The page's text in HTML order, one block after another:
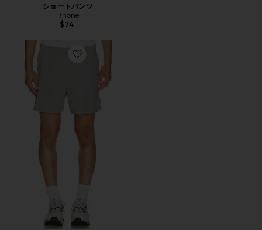
ショートパンツ
Rhone
$74
Favorite CORE ショートパンツ